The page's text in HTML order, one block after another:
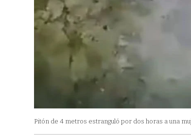
Pitón de 4 metros estranguló por dos horas a una